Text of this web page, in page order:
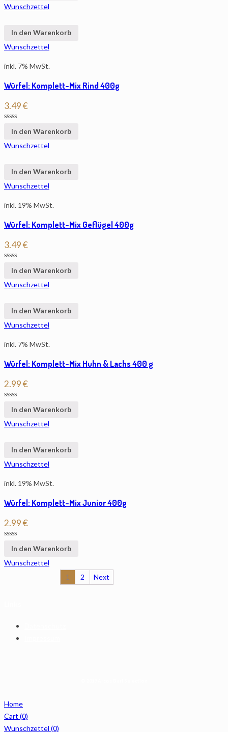
Wunschzettel
In den Warenkorb
Wunschzettel
inkl. 7% MwSt.
Würfel: Komplett-Mix Rind 400g
3.49€
In den Warenkorb
Wunschzettel
In den Warenkorb
Wunschzettel
inkl. 19% MwSt.
Würfel: Komplett-Mix Geflügel 400g
3.49€
In den Warenkorb
Wunschzettel
In den Warenkorb
Wunschzettel
inkl. 7% MwSt.
Würfel: Komplett-Mix Huhn & Lachs 400 g
2.99€
In den Warenkorb
Wunschzettel
In den Warenkorb
Wunschzettel
inkl. 19% MwSt.
Würfel: Komplett-Mix Junior 400g
2.99€
In den Warenkorb
Wunschzettel
1
2 Next
Home
Cart (0)
Wunschzettel (0)